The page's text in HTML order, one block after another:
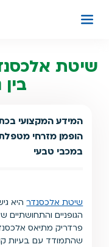
שיטת
המידע המקצועי
הופמן מזרחי
במכבי טבעי
שיטת אלכסנדרהיא
הגופניים
שהתמודד עם בעיות